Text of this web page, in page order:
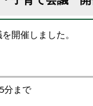
開催しました。
分まで